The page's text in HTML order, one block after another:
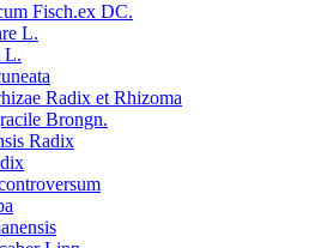
Fisch.ex DC.
L.
L.
Radix et Rhizoma
Brongn.
Radix